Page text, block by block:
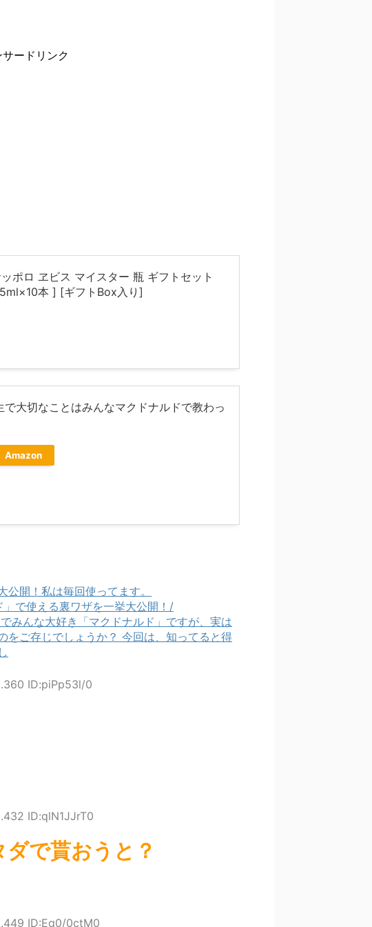
ードリンク
ッポロ ヱビス マイスター 瓶 ギフトセット
本 ] [ギフトBox入り]
で大切なことはみんなマクドナルドで教わっ
Amazon
公開！私は毎回使ってます。
で使える裏ワザを一挙大公開！/
みんな大好き「マクドナルド」ですが、実は
をご存じでしょうか？ 今回は、知ってると得
ID:piPp53l/0
ID:qlN1JJrT0
ダで貰おうと？
ID:Eq0/0ctM0